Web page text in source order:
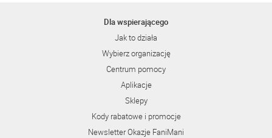
Dla wspierającego
Jak to działa
Wybierz organizację
Centrum pomocy
Aplikacje
Sklepy
Kody rabatowe i promocje
Newsletter Okazje FaniMani